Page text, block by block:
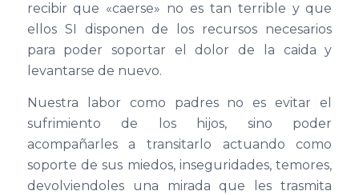
recibir que «caerse» no es tan terrible y que
ellos SI disponen de los recursos necesarios
para poder soportar el dolor de la caida y
levantarse de nuevo.
Nuestra labor como padres no es evitar el
sufrimiento de los hijos, sino poder
acompañarles a transitarlo actuando como
soporte de sus miedos, inseguridades, temores,
devolviendoles una mirada que les trasmita